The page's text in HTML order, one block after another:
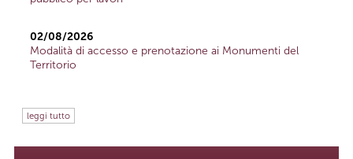
02/08/2026
Modalità di accesso e prenotazione ai Monumenti del
Territorio
leggi tutto